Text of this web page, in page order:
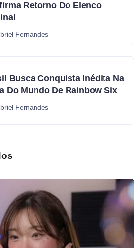
Retorno Do Elenco
Fernandes
Busca Conquista Inédita Na
Do Mundo De Rainbow Six
Fernandes